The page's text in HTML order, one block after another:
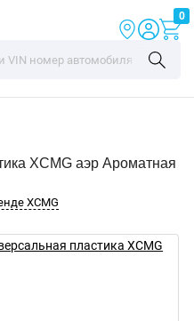
0
XCMG аэр Ароматная
XCMG